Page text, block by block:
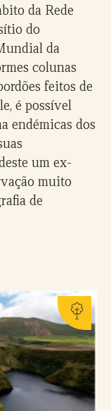
da Rede
do
da
colunas
feitos de
é possível
endémicas dos
um ex-
muito
de